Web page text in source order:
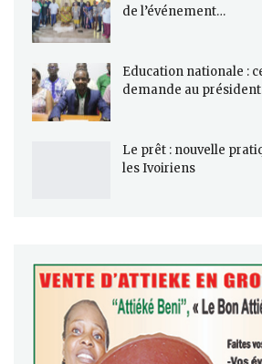
de l’événement…
Education nationale :
demande au
Le prêt : nouvelle
les Ivoiriens